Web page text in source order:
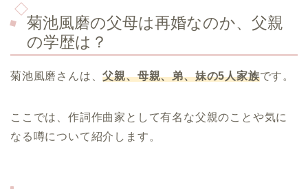
菊池風磨の父母は再婚なのか、父親
の学歴は？
菊池風磨さんは、父親、母親、弟、妹の5人家族です。
ここでは、作詞作曲家として有名な父親のことや気に
なる噂について紹介します。